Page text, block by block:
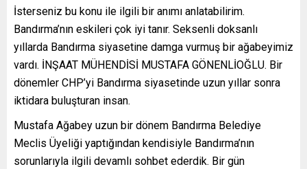
İsterseniz bu konu ile ilgili bir anımı anlatabilirim.
Bandırma’nın eskileri çok iyi tanır. Seksenli doksanlı
yıllarda Bandırma siyasetine damga vurmuş bir ağabeyimiz
vardı. İNŞAAT MÜHENDİSİ MUSTAFA GÖNENLİOĞLU. Bir
dönemler CHP’yi Bandırma siyasetinde uzun yıllar sonra
iktidara buluşturan insan.
Mustafa Ağabey uzun bir dönem Bandırma Belediye
Meclis Üyeliği yaptığından kendisiyle Bandırma’nın
sorunlarıyla ilgili devamlı sohbet ederdik. Bir gün